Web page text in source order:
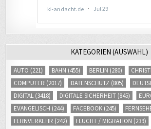
KATEGORIEN (AUSWAHL)
AUTO (221) BAHN (455) BERLIN (280)
COMPUTER (2017) DATENSCHUTZ (805)
DIGITAL (3418) DIGITALE SICHERHEIT (845)
EVANGELISCH (244) FACEBOOK (245)
FERNVERKEHR (242) FLUCHT / MIGRATION (239)